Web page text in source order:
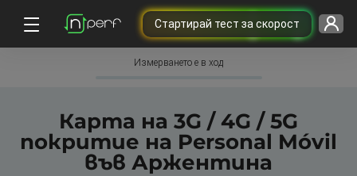
Cтартирай тест за скорост
Измерването е в ход
Карта на 3G / 4G / 5G
покритие на Personal Móvil
във Аржентина